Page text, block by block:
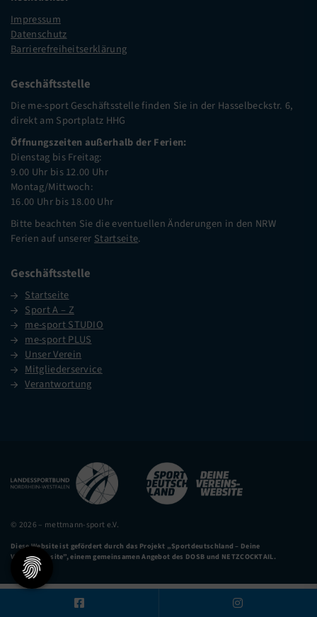
Impressum
Datenschutz
Barrierefreiheitserklärung
Geschäftsstelle
Die me-sport Geschäftsstelle finden Sie in der Hasselbeckstr. 6,
direkt am Sportplatz HHG
Öffnungszeiten außerhalb der Ferien:
Dienstag bis Freitag:
9.00 Uhr bis 12.00 Uhr
Montag/Mittwoch:
16.00 Uhr bis 18.00 Uhr
Bitte beachten Sie die eventuellen Änderungen in den NRW
Ferien auf unserer Startseite.
Geschäftsstelle
Startseite
Sport A – Z
me-sport STUDIO
me-sport PLUS
Unser Verein
Mitgliederservice
Verantwortung
© 2026 – mettmann-sport e.V.
Diese Website ist gefördert durch das Projekt „Sportdeutschland – Deine
Vereinswebsite”, einem gemeinsamen Angebot des DOSB und NETZCOCKTAIL.